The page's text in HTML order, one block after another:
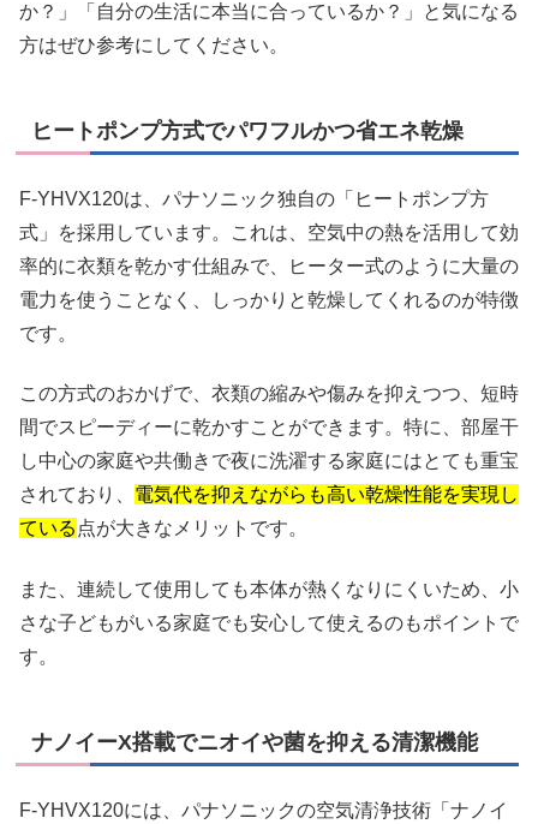
か？」「自分の生活に本当に合っているか？」と気になる
方はぜひ参考にしてください。
ヒートポンプ方式でパワフルかつ省エネ乾燥
F-YHVX120は、パナソニック独自の「ヒートポンプ方
式」を採用しています。これは、空気中の熱を活用して効
率的に衣類を乾かす仕組みで、ヒーター式のように大量の
電力を使うことなく、しっかりと乾燥してくれるのが特徴
です。
この方式のおかげで、衣類の縮みや傷みを抑えつつ、短時
間でスピーディーに乾かすことができます。特に、部屋干
し中心の家庭や共働きで夜に洗濯する家庭にはとても重宝
されており、 電気代を抑えながらも高い乾燥性能を実現し
ている 点が大きなメリットです。
また、連続して使用しても本体が熱くなりにくいため、小
さな子どもがいる家庭でも安心して使えるのもポイントで
す。
ナノイーX搭載でニオイや菌を抑える清潔機能
F-YHVX120には、パナソニックの空気清浄技術「ナノイ